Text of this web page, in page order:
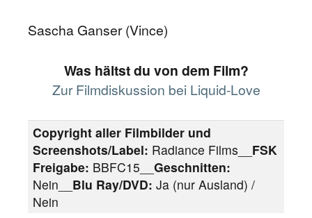
Sascha Ganser (Vince)
Was hältst du von dem Film?
Zur Filmdiskussion bei Liquid-Love
Copyright aller Filmbilder und
Screenshots/Label: Radiance Films__ FSK
Freigabe: BBFC15__ Geschnitten:
Nein__ Blu Ray/DVD: Ja (nur Ausland) /
Nein